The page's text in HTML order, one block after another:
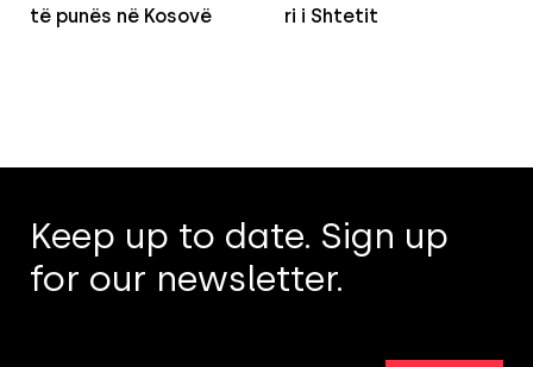
të punës në Kosovë
ri i Shtetit
Keep up to date. Sign up
for our newsletter.